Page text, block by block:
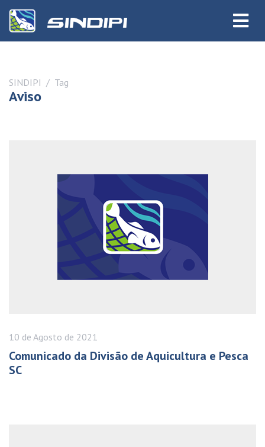
SINDIPI Tag
Aviso
10 de Agosto de 2021
Comunicado da Divisão de Aquicultura e Pesca
SC